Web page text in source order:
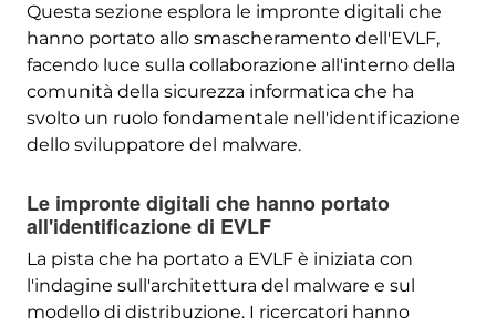
Questa sezione esplora le impronte digitali che
hanno portato allo smascheramento dell'EVLF,
facendo luce sulla collaborazione all'interno della
comunità della sicurezza informatica che ha
svolto un ruolo fondamentale nell'identificazione
dello sviluppatore del malware.
Le impronte digitali che hanno portato
all'identificazione di EVLF
La pista che ha portato a EVLF è iniziata con
l'indagine sull'architettura del malware e sul
modello di distribuzione. I ricercatori hanno